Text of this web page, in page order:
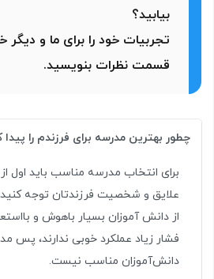
بیابید؟
تجربیات خود را برای ما و دیگر
قسمت نظرات بنویسید.
چطور بهترین مدرسه برای فرزندم را پیدا
برای انتخاب مدرسه مناسب باید اول
علایق و شخصیت فرزندتان توجه
از دانش آموزان بسیار باهوش و
فشار زیاد عملکرد خوبی ندارند، پس
دانش‌آموزان مناسب نیست.